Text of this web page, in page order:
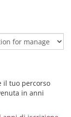
il tuo percorso
in anni